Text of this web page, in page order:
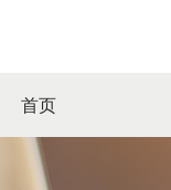
首页